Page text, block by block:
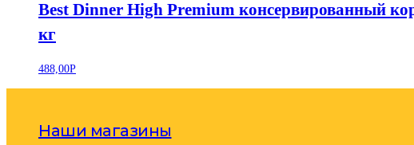
Best Dinner High Premium консервированный
кг
488,00Р
Наши магазины